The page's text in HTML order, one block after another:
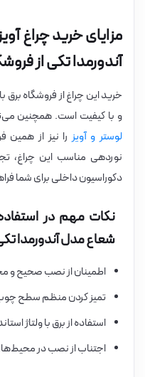
آندورمدا تکی از
خرید این چراغ از فروشگاه
و با کیفیت است. همچنین
لوستر و آویزرا نیز از
نوردهی مناسب این چراغ،
دکوراسیون داخلی برای شما
شعاع مدل آندورمدا
اطمینان از نصب صحیح و
تمیز کردن منظم سطح چوب
استفاده از برق با ولتاژ
اجتناب از نصب در